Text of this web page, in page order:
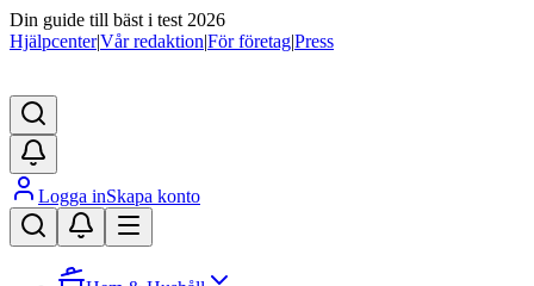
Din guide till bäst i test 2026
Hjälpcenter|Vår redaktion|För företag|Press
Logga inSkapa konto